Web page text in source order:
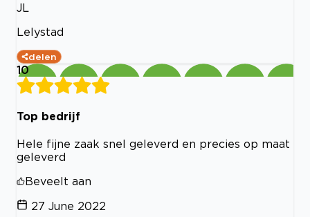
JL
Lelystad
delen
10
Top bedrijf
Hele fijne zaak snel geleverd en precies op maat
geleverd
Beveelt aan
27 June 2022